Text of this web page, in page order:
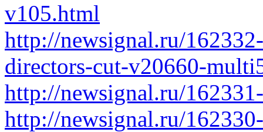
v105.html
http://newsignal.ru/
directors-cut-v20660-
http://newsignal.ru/
http://newsignal.ru/